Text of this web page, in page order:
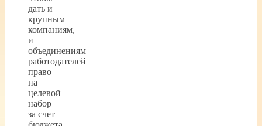
дать и
крупным
компаниям,
и
объединениям
работодателей
право
на
целевой
набор
за счет